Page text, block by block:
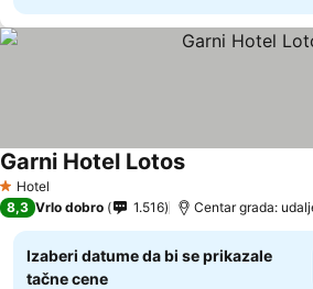
1 Zvezdice
Hotel
Garni Hotel LotosPogledaj cene
8,3 Vrlo dobro 1.516 Centar grada:
Izaberi datume da bi se prikazale
tačne cene